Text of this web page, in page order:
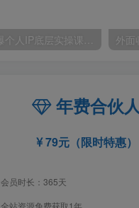
蟹老板·打爆个人IP底层实操课，教你成熟专业的打造IP技能，全方位带你做成一个能商业化IP
年费合伙人
79元（限时特惠）
会员时长：365天